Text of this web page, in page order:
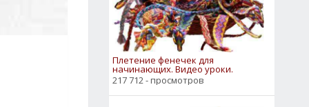
Плетение фенечек для
начинающих. Видео уроки.
217 712 - просмотров